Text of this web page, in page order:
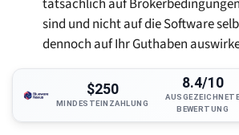
tatsächlich auf
sind und nicht auf die Software
dennoch auf Ihr Guthaben
$250
MINDESTEINZAHLUNG
8.4/10
BEWERTUNG